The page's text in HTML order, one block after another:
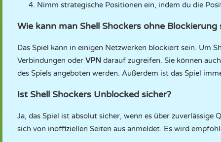
Nimm strategische Positionen ein, indem du die
Wie kann man Shell Shockers ohne Blockierung
Das Spiel kann in einigen Netzwerken blockiert sein. Um
Verbindungen oder VPN darauf zugreifen. Sie können
des Spiels angeboten werden. Außerdem ist das Spiel
Ist Shell Shockers Unblocked sicher?
Ja, das Spiel ist absolut sicher, wenn es über
sich von inoffiziellen Seiten aus anmeldet. Es wird